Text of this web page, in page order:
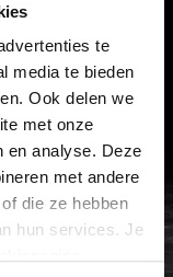
te
media te bieden
Ook delen we
met onze
en analyse. Deze
met andere
die ze hebben
hun services. Je